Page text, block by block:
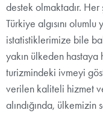
destek olmaktadır.
Türkiye algısını
istatistiklerimize bile
yakın ülkeden hastaya
turizmindeki ivmeyi
verilen kaliteli hizmet
alındığında,